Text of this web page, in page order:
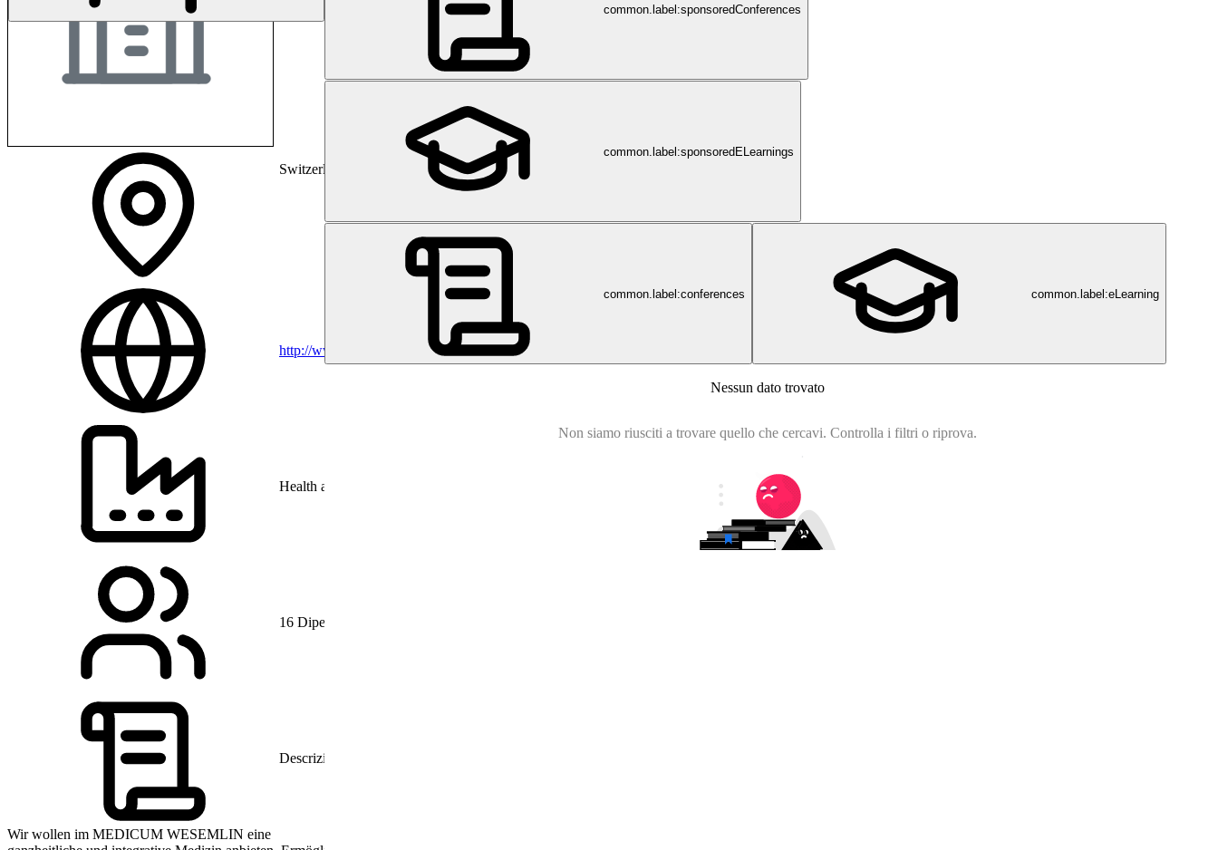
Switzerland
http://www.medicum-wesemlin.ch
Health and Human Services
16 Dipendenti
Descrizione
Wir wollen im MEDICUM WESEMLIN eine
common.label:sponsoredConferences
common.label:sponsoredELearnings
common.label:conferences common.label:eLearning
Nessun dato trovato
Non siamo riusciti a trovare quello che cercavi. Controlla i filtri o riprova.